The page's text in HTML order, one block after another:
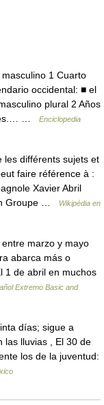
1 Cuarto
occidental: ■ el
plural 2 Años
…
Enciclopedia
les différents sujets et
faire référence à :
Xavier Abril
Groupe …
Wikipédia en
marzo y mayo
abarca más o
1 de abril en muchos
Extremo Basic and
días; sigue a
las lluvias , El 30 de
los de la juventud: